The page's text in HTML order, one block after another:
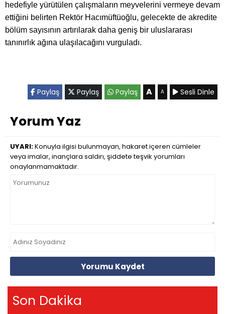
hedefiyle yürütülen çalışmaların meyvelerini vermeye devam
ettiğini belirten Rektör Hacımüftüoğlu, gelecekte de akredite
bölüm sayısının artırılarak daha geniş bir uluslararası
tanınırlık ağına ulaşılacağını vurguladı.
Paylaş Paylaş Paylaş A A Sesli Dinle
Yorum Yaz
UYARI:Konuyla ilgisi bulunmayan, hakaret içeren cümleler
veya imalar, inançlara saldırı, şiddete teşvik yorumları
onaylanmamaktadır.
Yorumu Kaydet
Son Dakika